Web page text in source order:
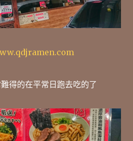
得的在平常日跑去吃的了